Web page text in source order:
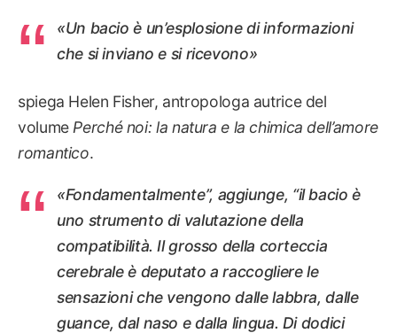
«Un bacio è un’esplosione di informazioni
che si inviano e si ricevono»
spiega Helen Fisher, antropologa autrice del
volume Perché noi: la natura e la chimica dell’amore
romantico.
«Fondamentalmente”, aggiunge, “il bacio è
uno strumento di valutazione della
compatibilità. Il grosso della corteccia
cerebrale è deputato a raccogliere le
sensazioni che vengono dalle labbra, dalle
guance, dal naso e dalla lingua. Di dodici